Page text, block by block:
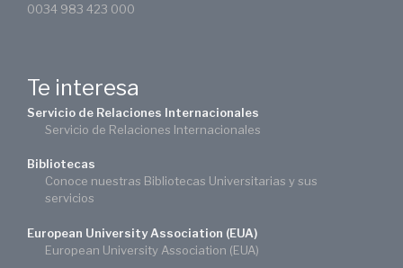
0034 983 423 000
Te interesa
Servicio de Relaciones Internacionales
Servicio de Relaciones Internacionales
Bibliotecas
Conoce nuestras Bibliotecas Universitarias y sus
servicios
European University Association (EUA)
European University Association (EUA)